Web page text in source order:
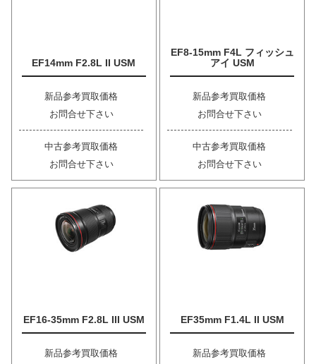
EF14mm F2.8L II USM
新品参考買取価格
お問合せ下さい
中古参考買取価格
お問合せ下さい
EF8-15mm F4L フィッシュ
アイ USM
新品参考買取価格
お問合せ下さい
中古参考買取価格
お問合せ下さい
EF16-35mm F2.8L III USM
新品参考買取価格
EF35mm F1.4L II USM
新品参考買取価格